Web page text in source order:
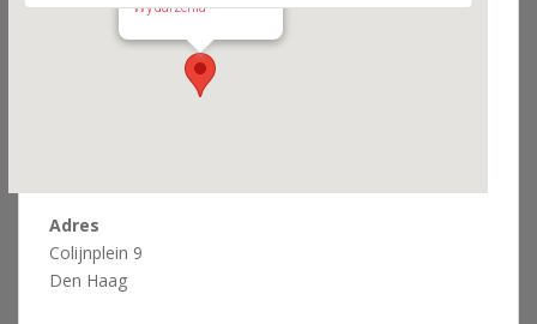
Wydarzenia
Adres
Colijnplein 9
Den Haag